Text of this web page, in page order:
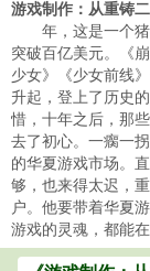
游戏制作：从重铸
年，这是一个
突破百亿美元。《
少女》《少女前线
升起，登上了历史
惜，十年之后，那
去了初心。一瘸一
的华夏游戏市场。
够，也来得太迟，
户。他要带着华夏
游戏的灵魂，都能